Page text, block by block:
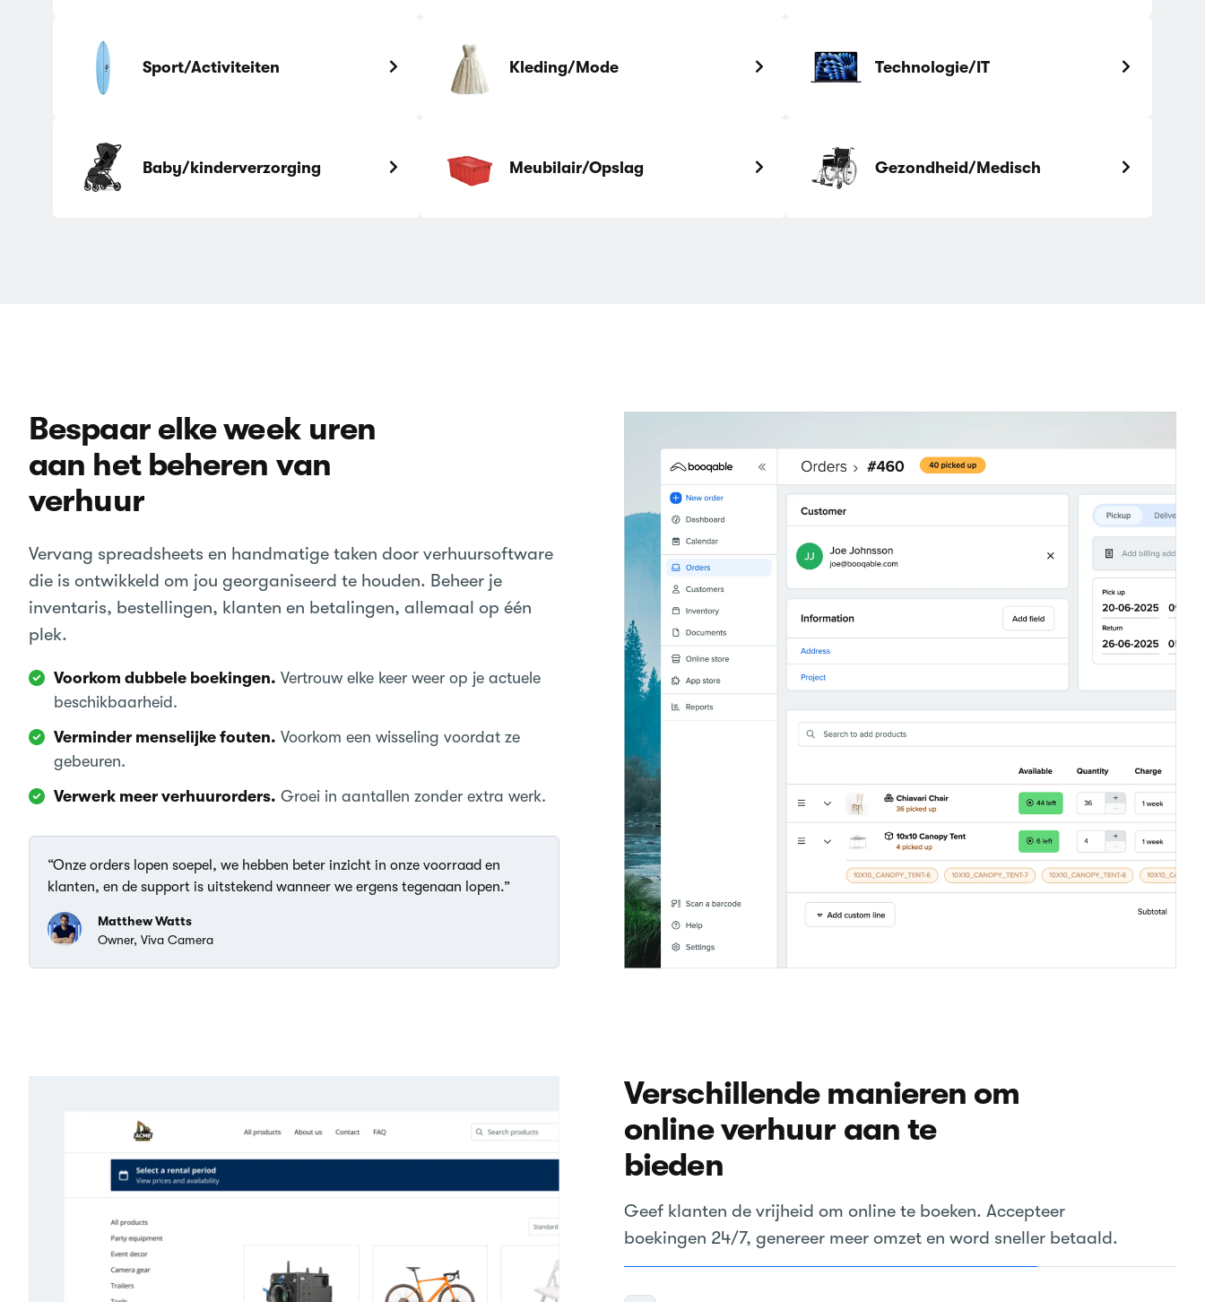
Sport/Activiteiten Kleding/Mode Technologie/IT
Baby/kinderverzorging Meubilair/Opslag Gezondheid/Medisch
Bespaar elke week uren
aan het beheren van
verhuur
Vervang spreadsheets en handmatige taken door verhuursoftware
die is ontwikkeld om jou georganiseerd te houden. Beheer je
inventaris, bestellingen, klanten en betalingen, allemaal op één
plek.
Voorkom dubbele boekingen. Vertrouw elke keer weer op je actuele
beschikbaarheid.
Verminder menselijke fouten. Voorkom een wisseling voordat ze
gebeuren.
Verwerk meer verhuurorders. Groei in aantallen zonder extra werk.
“Onze orders lopen soepel, we hebben beter inzicht in onze voorraad en
klanten, en de support is uitstekend wanneer we ergens tegenaan lopen.”
Matthew Watts
Owner, Viva Camera
Verschillende manieren om
online verhuur aan te
bieden
Geef klanten de vrijheid om online te boeken. Accepteer
boekingen 24/7, genereer meer omzet en word sneller betaald.